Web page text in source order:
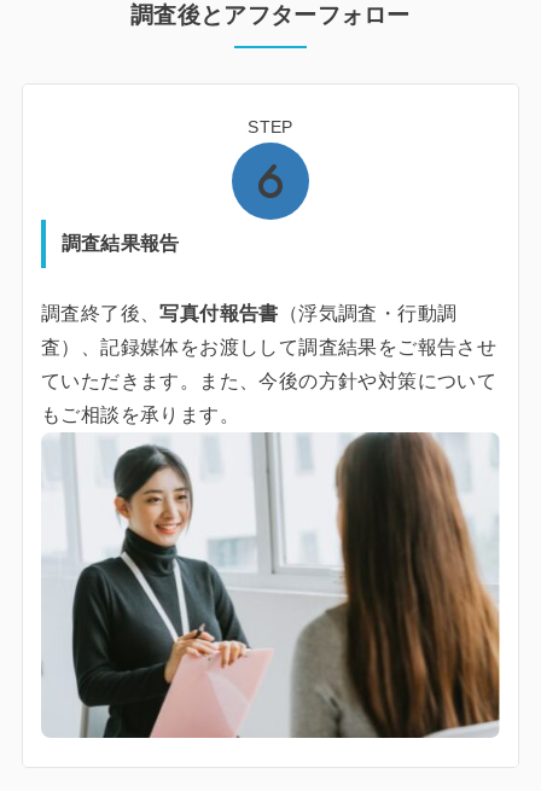
調査後とアフターフォロー
STEP
調査結果報告
調査終了後、写真付報告書 （浮気調査・行動調
査）、記録媒体をお渡しして調査結果をご報告させ
ていただきます。また、今後の方針や対策について
もご相談を承ります。